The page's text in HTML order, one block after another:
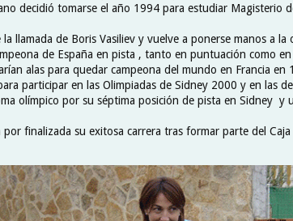
decidió tomarse el año 1994 para estudiar Magisterio
llamada de Boris Vasiliev y vuelve a ponerse manos a
de España en pista , tanto en puntuación como
alas para quedar campeona del mundo en Francia
participar en las Olimpiadas de Sidney 2000 y en las
olímpico por su séptima posición de pista en Sidney y
finalizada su exitosa carrera tras formar parte del